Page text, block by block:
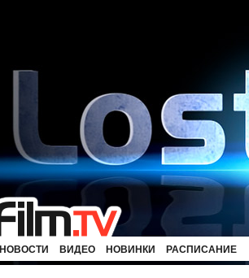
НОВОСТИ ВИДЕО НОВИНКИ РАСПИСАНИЕ